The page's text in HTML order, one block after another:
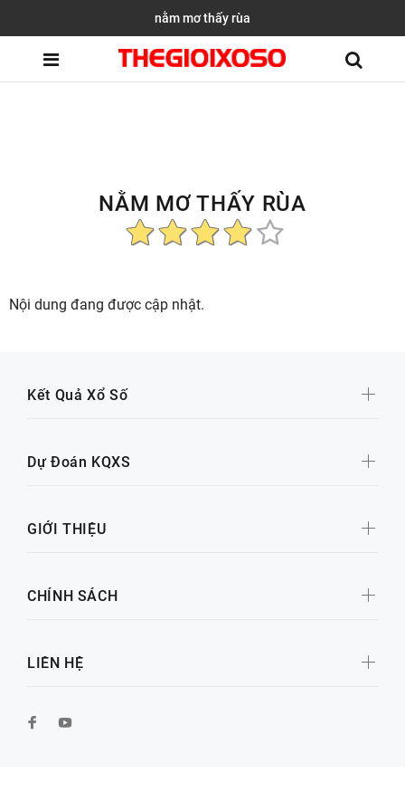
nằm mơ thấy rùa
NẰM MƠ THẤY RÙA
Nội dung đang được cập nhật.
Kết Quả Xổ Số
Dự Đoán KQXS
GIỚI THIỆU
CHÍNH SÁCH
LIÊN HỆ